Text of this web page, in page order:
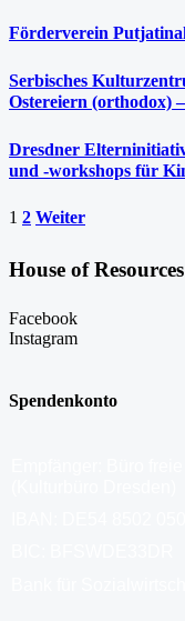
Förderverein
Serbisches
Ostereiern (orthodox)
Dresdner
und -workshops für
1 2 Weiter
House of
Facebook
Instagram
Spendenkonto